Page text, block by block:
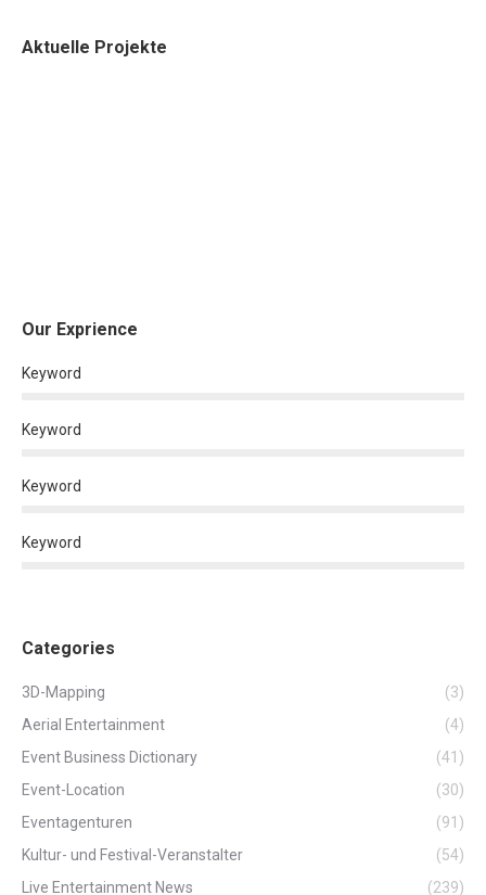
Aktuelle Projekte
Our Exprience
Keyword
Keyword
Keyword
Keyword
Categories
3D-Mapping
(3)
Aerial Entertainment
(4)
Event Business Dictionary
(41)
Event-Location
(30)
Eventagenturen
(91)
Kultur- und Festival-Veranstalter
(54)
Live Entertainment News
(239)